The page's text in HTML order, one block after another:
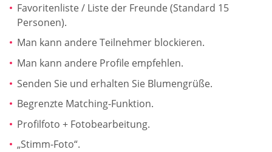
Favoritenliste / Liste der Freunde (Standard 15
Personen).
Man kann andere Teilnehmer blockieren.
Man kann andere Profile empfehlen.
Senden Sie und erhalten Sie Blumengrüße.
Begrenzte Matching-Funktion.
Profilfoto + Fotobearbeitung.
„Stimm-Foto“.